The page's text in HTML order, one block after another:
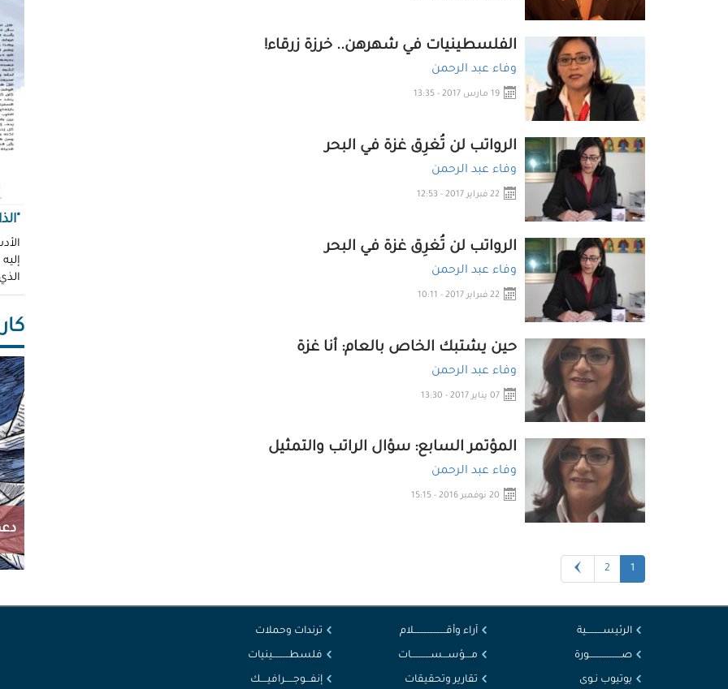
الفلسطينيات في شهرهن.. خرزة زرقاء!
وفاء عبد الرحمن
19 مارس 2017 - 13:35
الرواتب لن تُغرِق غزة في البحر
وفاء عبد الرحمن
22 فبراير 2017 - 12:53
الرواتب لن تُغرِق غزة في البحر
وفاء عبد الرحمن
22 فبراير 2017 - 10:11
حين يشتبك الخاص بالعام: أنا غزة
وفاء عبد الرحمن
07 يناير 2017 - 13:30
المؤتمر السابع: سؤال الراتب والتمثيل
وفاء عبد الرحمن
20 نوفمبر 2016 - 15:15
1
2
الرئيســــــــــية آراء وأقــــــــــــــــــــلام ترندات وحملات
صــــــــــــــــــــورة مــــؤســـســــــــــــات فلسطــــــــــينيات
يوتيوب نـوى تقارير وتحقيقات إنفـــوجـــــرافيــــك